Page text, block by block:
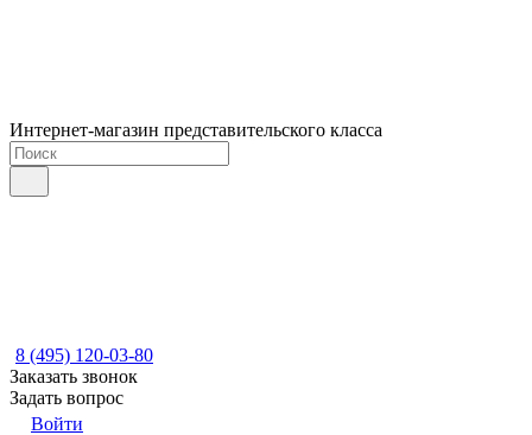
Интернет-магазин представительского класса
8 (495) 120-03-80
Заказать звонок
Задать вопрос
Войти